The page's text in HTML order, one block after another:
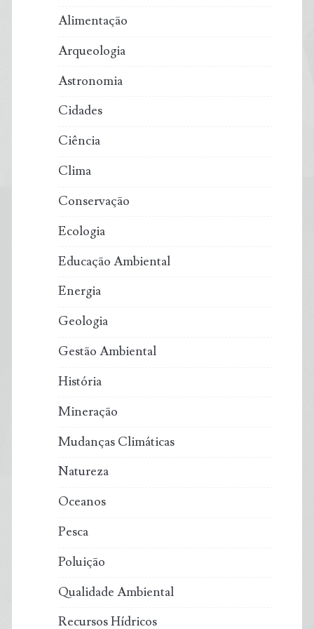
Morris
Alimentação
Arqueologia
Astronomia
Cidades
Ciência
Clima
Conservação
Ecologia
Educação Ambiental
Energia
Geologia
Gestão Ambiental
História
Mineração
Mudanças Climáticas
Natureza
Oceanos
Pesca
Poluição
Qualidade Ambiental
Recursos Hídricos